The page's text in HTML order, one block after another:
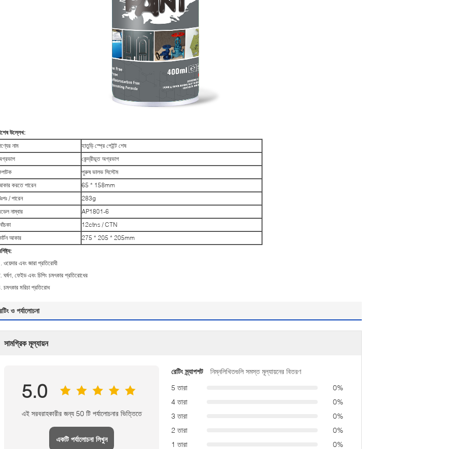
উল্লেখ:
নাম
হাতুড়ি স্প্রে পেইন্ট শেষ
কেন্দ্রীভূত অগ্রভাগ
পুরুষ ভালভ সিস্টেম
করতে পারেন
65 * 158mm
/ পারেন
283g
নাম্বার
AP1801-6
12ctns / CTN
আকার
275 * 205 * 205mm
ওয়েদার এবং জারা প্রতিরোধী
ঘর্ষণ, ফেইড এবং চিপিং চমৎকার প্রতিরোধের
চমৎকার মরিচা প্রতিরোধ
ও পর্যালোচনা
সামগ্রিক মূল্যায়ন
5.0
এই সরবরাহকারীর জন্য 50 টি পর্যালোচনার ভিত্তিতে
একটি পর্যালোচনা লিখুন
রেটিং স্ন্যাপশট
নিম্নলিখিতগুলি সমস্ত মূল্যায়নের বিতরণ
5 তারা
0%
4 তারা
0%
3 তারা
0%
2 তারা
0%
1 তারা
0%